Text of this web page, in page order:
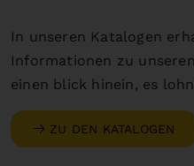
In unseren Katalogen
Informationen zu
einen blick hinein, es
ZU DEN KATALOGEN